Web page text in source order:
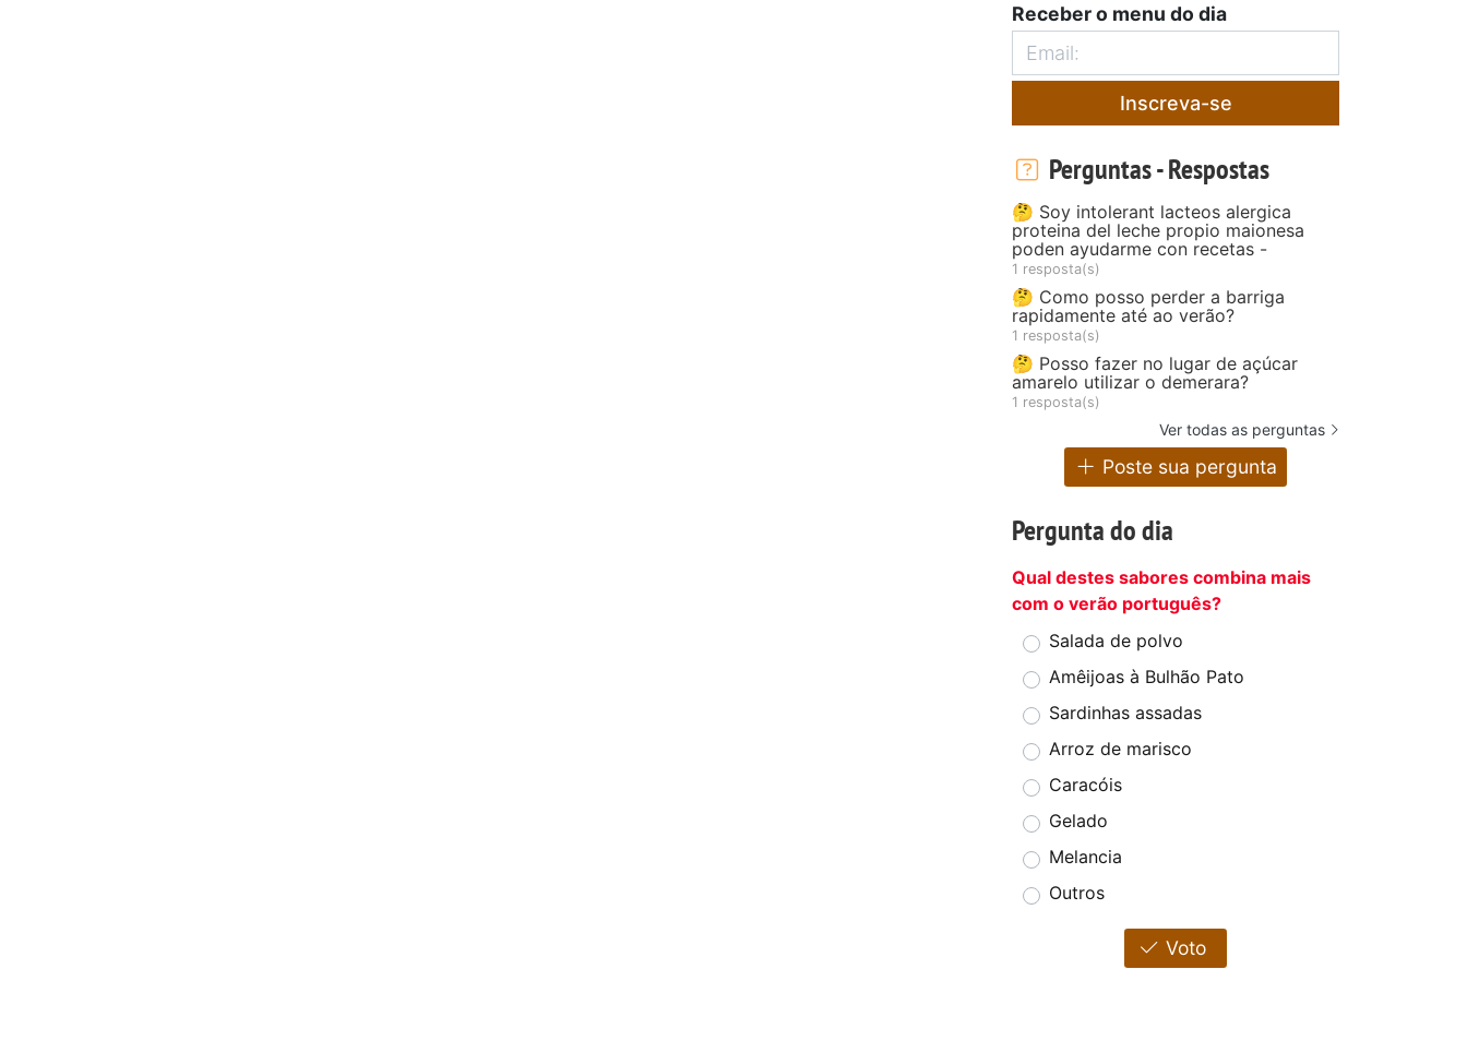
Receber o menu do dia
Inscreva-se
Perguntas - Respostas
🤔 Soy intolerant lacteos alergica
proteina del leche propio maionesa
poden ayudarme con recetas -
1 resposta(s)
🤔 Como posso perder a barriga
rapidamente até ao verão?
1 resposta(s)
🤔 Posso fazer no lugar de açúcar
amarelo utilizar o demerara?
1 resposta(s)
Ver todas as perguntas
Poste sua pergunta
Pergunta do dia
Qual destes sabores combina mais
com o verão português?
Salada de polvo
Amêijoas à Bulhão Pato
Sardinhas assadas
Arroz de marisco
Caracóis
Gelado
Melancia
Outros
Voto